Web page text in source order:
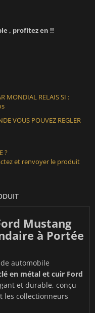
, profitez en !!
MONDIAL RELAIS SI :
VOUS POUVEZ REGLER
?
et renvoyer le produit
Mustang
à Portée
automobile
en métal et cuir Ford
et durable, conçu
les collectionneurs